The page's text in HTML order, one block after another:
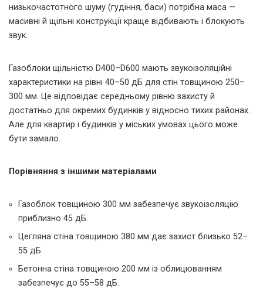
низькочастотного шуму (гудіння, баси) потрібна маса —
масивні й щільні конструкції краще відбивають і блокують
звук.
Газоблоки щільністю D400–D600 мають звукоізоляційні
характеристики на рівні 40–50 дБ для стін товщиною 250–
300 мм. Це відповідає середньому рівню захисту й
достатньо для окремих будинків у відносно тихих районах.
Але для квартир і будинків у міських умовах цього може
бути замало.
Порівняння з іншими матеріалами
Газоблок товщиною 300 мм забезпечує звукоізоляцію
приблизно 45 дБ.
Цегляна стіна товщиною 380 мм дає захист близько 52–
55 дБ.
Бетонна стіна товщиною 200 мм із облицюванням
забезпечує до 55–58 дБ.